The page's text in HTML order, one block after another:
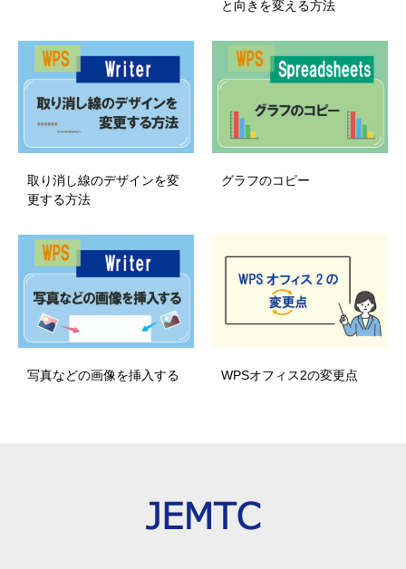
と向きを変える方法
取り消し線のデザインを変
更する方法
グラフのコピー
写真などの画像を挿入する WPSオフィス2の変更点